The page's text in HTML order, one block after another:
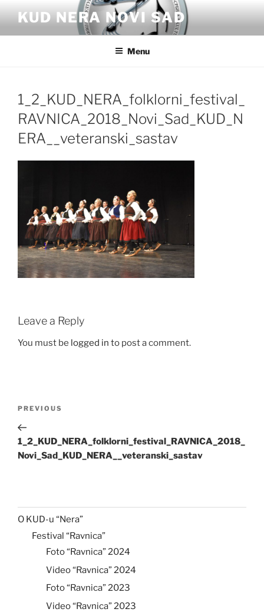
content
KUD NERA NOVI SAD
Menu
1_2_KUD_NERA_folklorni_festival_
RAVNICA_2018_Novi_Sad_KUD_N
ERA__veteranski_sastav
Leave a Reply
You must be logged in to post a comment.
Previous
Post
PREVIOUS
1_2_KUD_NERA_folklorni_festival_RAVNICA_2018_
Novi_Sad_KUD_NERA__veteranski_sastav
O KUD-u “Nera”
Festival “Ravnica”
Foto “Ravnica” 2024
Video “Ravnica” 2024
Foto “Ravnica” 2023
Video “Ravnica” 2023